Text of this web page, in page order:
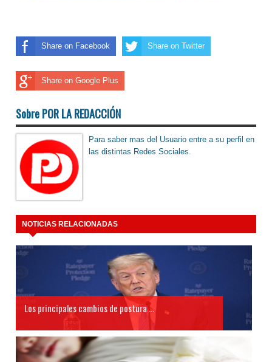
Share on Facebook Share on Twitter
Share on Google Plus
Sobre POR LA REDACCIÓN
Para saber mas del Usuario entre a su perfil en
las distintas Redes Sociales.
NOTICIAS RELACIONADAS
Los principales cambios de postura ...